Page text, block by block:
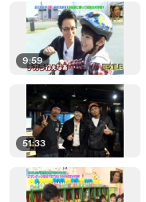
9:59
51:33